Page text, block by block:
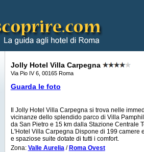
Jolly Hotel Villa Carpegna
Via Pio IV 6, 00165 Roma
Guarda le foto
Il Jolly Hotel Villa Carpegna si trova nelle
vicinanze dello splendido parco di Villa
da San Pietro e 15 km dalla Stazione Centrale
L'Hotel Villa Carpegna Dispone di 199 camere
e spaziose suite dotate di tutti i comfort.
Zona: Valle Aurelia/ Roma Ovest